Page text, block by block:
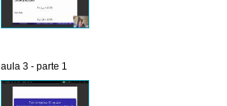
aula 3 - parte 1